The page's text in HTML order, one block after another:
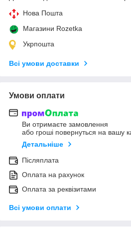
Нова Пошта
Магазини Rozetka
Укрпошта
Всі умови доставки
Умови оплати
Ви отримаєте замовлення
або гроші повернуться на вашу
Детальніше
Післяплата
Оплата на рахунок
Оплата за реквізитами
Всі умови оплати